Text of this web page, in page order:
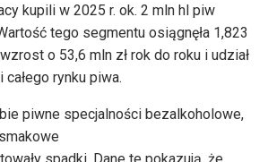
kupili w 2025 r. ok. 2 mln hl piw
tego segmentu osiągnęła 1,823
o 53,6 mln zł rok do roku i udział
rynku piwa.
piwne specjalności bezalkoholowe,